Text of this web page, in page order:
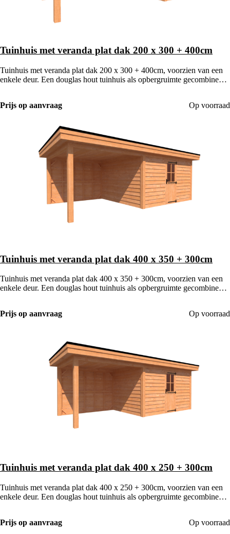
Tuinhuis met veranda plat dak 200 x 300 + 400cm
Tuinhuis met veranda plat dak 200 x 300 + 400cm, voorzien van een
enkele deur. Een douglas hout tuinhuis als opbergruimte gecombineerd
Prijs op aanvraag
Op voorraad
Tuinhuis met veranda plat dak 400 x 350 + 300cm
Tuinhuis met veranda plat dak 400 x 350 + 300cm, voorzien van een
enkele deur. Een douglas hout tuinhuis als opbergruimte gecombineerd
Prijs op aanvraag
Op voorraad
Tuinhuis met veranda plat dak 400 x 250 + 300cm
Tuinhuis met veranda plat dak 400 x 250 + 300cm, voorzien van een
enkele deur. Een douglas hout tuinhuis als opbergruimte gecombineerd
Prijs op aanvraag
Op voorraad